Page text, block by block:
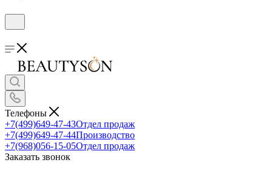
Телефоны
+7(499)649-47-43Отдел продаж
+7(499)649-47-44Производство
+7(968)056-15-05Отдел продаж
Заказать звонок